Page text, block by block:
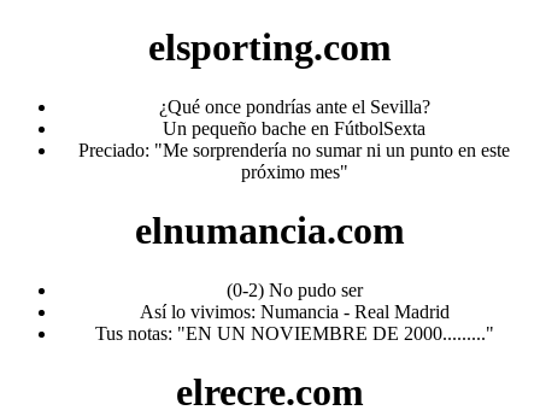
elsporting.com
¿Qué once pondrías ante el Sevilla?
Un pequeño bache en FútbolSexta
Preciado: "Me sorprendería no sumar ni un punto en este
próximo mes"
elnumancia.com
(0-2) No pudo ser
Así lo vivimos: Numancia - Real Madrid
Tus notas: "EN UN NOVIEMBRE DE 2000........."
elrecre.com